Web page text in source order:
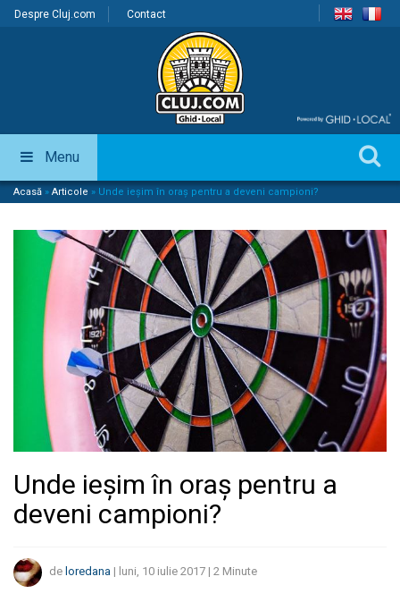
Despre Cluj.com Contact
Menu
Acasă » Articole » Unde ieșim în oraș pentru a deveni campioni?
Unde ieșim în oraș pentru a
deveni campioni?
de loredana luni, 10 iulie 2017 2 Minute